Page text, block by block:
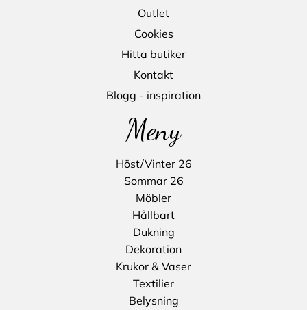
Outlet
Cookies
Hitta butiker
Kontakt
Blogg - inspiration
Meny
Höst/Vinter 26
Sommar 26
Möbler
Hållbart
Dukning
Dekoration
Krukor & Vaser
Textilier
Belysning